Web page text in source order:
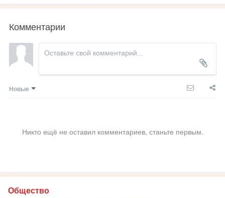
Комментарии
Новые
Никто ещё не оставил комментариев, станьте первым.
Общество